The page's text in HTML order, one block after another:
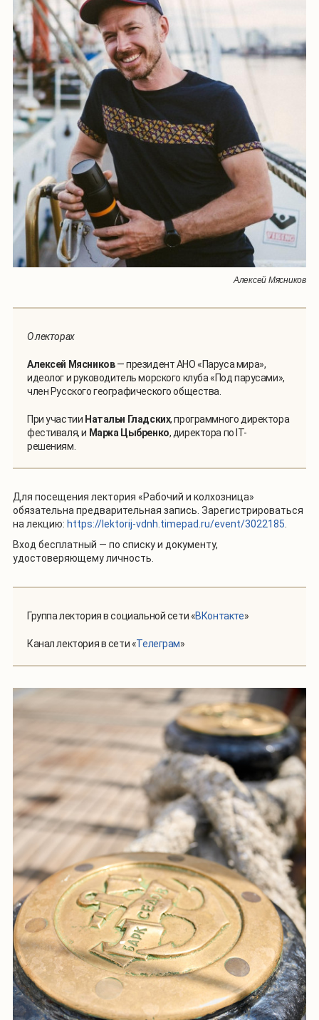
Алексей Мясников
О лекторах
Алексей Мясников— президент АНО «Паруса мира»,
идеолог и руководитель морского клуба «Под парусами»,
член Русского географического общества.
При участии Натальи Гладских, программного директора
фестиваля, и Марка Цыбренко, директора по IT-
решениям.
Для посещения лектория «Рабочий и колхозница»
обязательна предварительная запись. Зарегистрироваться
на лекцию: https://lektorij-vdnh.timepad.ru/event/3022185.
Вход бесплатный — по списку и документу,
удостоверяющему личность.
Группа лектория в социальной сети «ВКонтакте»
Канал лектория в сети «Телеграм»